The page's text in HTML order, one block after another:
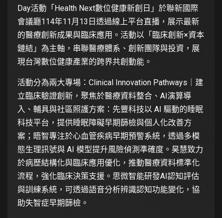
Day活動「Health Next數位健康新創日」於聯新國際
會議廳114年11月13日透過線上平台直播，展示最新
的醫療創新成果與臨床應用。活動以「臨床創新×資本
鏈結」為主軸，串聯醫療體系、創新團隊與投資，展
現台灣數位健康產業的跨界共創動能。
活動分為兩大專場：Clinical Innovation Pathways｜建
立臨床驗證創新，聚焦於醫療資料整合、AI演算導
入、輔具與社區照護方案：先豐科技以 AI 驅動的睡眠
科技平台，提供睡眠障礙早期篩檢與個人化改善方
案；晤智專注於心血管疾病早期預警系統，透過多模
態生理訊號與 AI 模型提升風險偵測準確度。昊慧致力
於病歷結構化與臨床應用優化，推動醫療資料標準化
流程，強化臨床決策支援。思微智能研發AI認知評估
與訓練系統，可透過語音分析辨識認知功能變化，協
助失智症早期篩檢。